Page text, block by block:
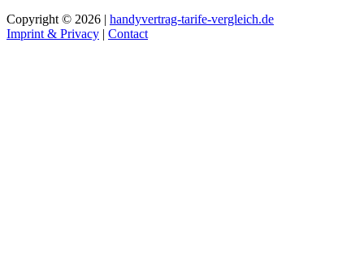
Copyright © 2026 | handyvertrag-tarife-vergleich.de
Imprint & Privacy | Contact